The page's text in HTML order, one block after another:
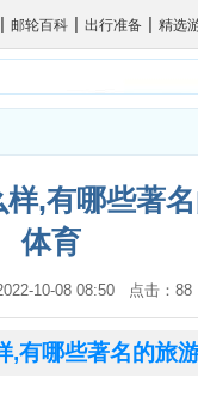
| 邮轮百科 | 出行准备 | 精选
,有哪些著
体育
10-08 08:50 点击：
,有哪些著名的旅